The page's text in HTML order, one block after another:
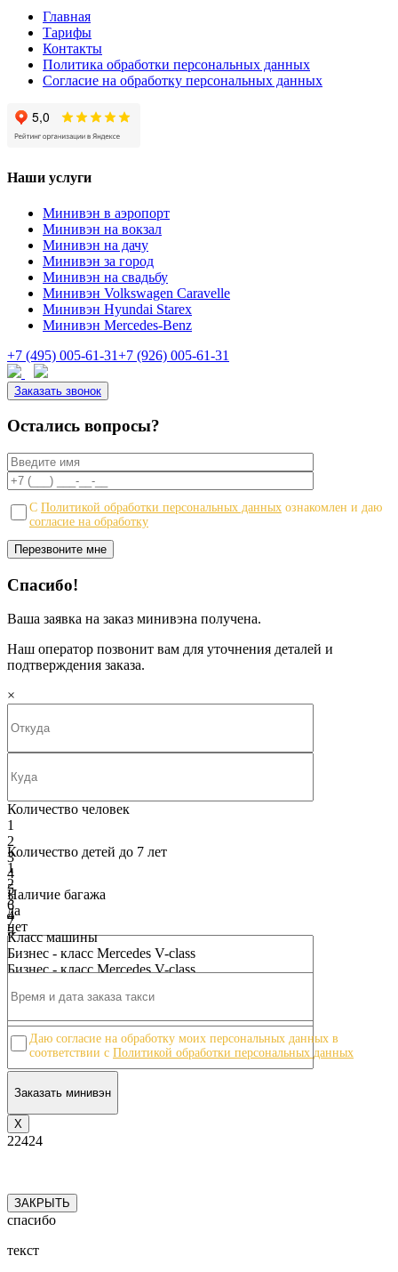
Главная
Тарифы
Контакты
Политика обработки персональных данных
Согласие на обработку персональных данных
Наши услуги
Минивэн в аэропорт
Минивэн на вокзал
Минивэн на дачу
Минивэн за город
Минивэн на свадьбу
Минивэн Volkswagen Caravelle
Минивэн Hyundai Starex
Минивэн Mercedes-Benz
+7 (495) 005-61-31+7 (926) 005-61-31
Заказать звонок
Остались вопросы?
С Политикой обработки персональных данных ознакомлен и даю
согласие на обработку
Спасибо!
Ваша заявка на заказ минивэна получена.
Наш оператор позвонит вам для уточнения деталей и
подтверждения заказа.
×
Количество человек
1
2
3
4
5
6
7
8
9
10
Количество детей до 7 лет
1
2
3
4
5
6
7
9
Наличие багажа
да
нет
Класс машины
Бизнес - класс Mercedes V-class
Бизнес - класс Mercedes V-class
Даю согласие на обработку моих персональных данных в
соответствии с Политикой обработки персональных данных
Х
22424
ЗАКРЫТЬ
спасибо
текст